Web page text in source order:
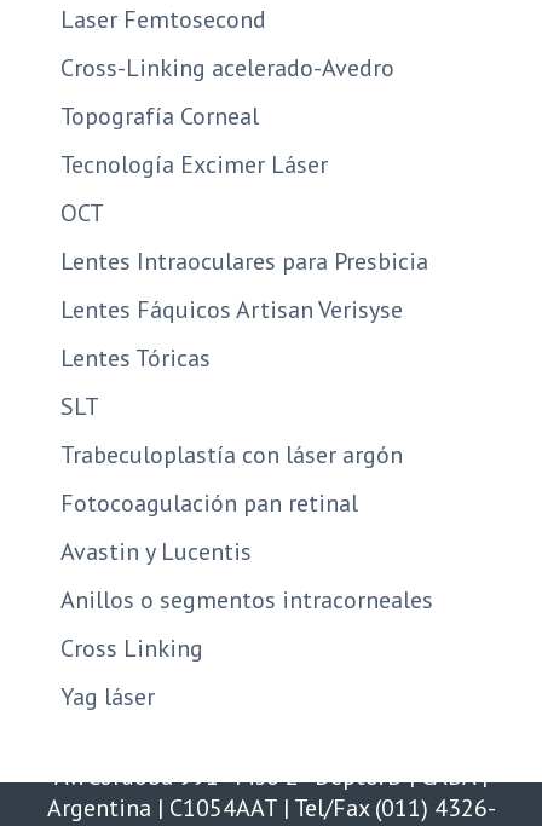
Laser Femtosecond
Cross-Linking acelerado-Avedro
Topografía Corneal
Tecnología Excimer Láser
OCT
Lentes Intraoculares para Presbicia
Lentes Fáquicos Artisan Verisyse
Lentes Tóricas
SLT
Trabeculoplastía con láser argón
Fotocoagulación pan retinal
Avastin y Lucentis
Anillos o segmentos intracorneales
Cross Linking
Yag láser
Av. Córdoba 991 - Piso 2 - Depto. D | CABA |
Argentina | C1054AAT | Tel/Fax (011) 4326-